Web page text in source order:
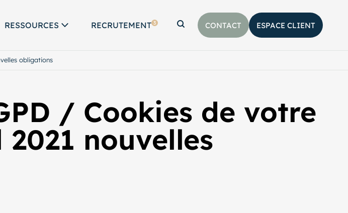
RESSOURCES RECRUTEMENT 3
Afficher la barre de recherche
CONTACT ESPACE CLIENT
obligations
/ Cookies de votre
nouvelles